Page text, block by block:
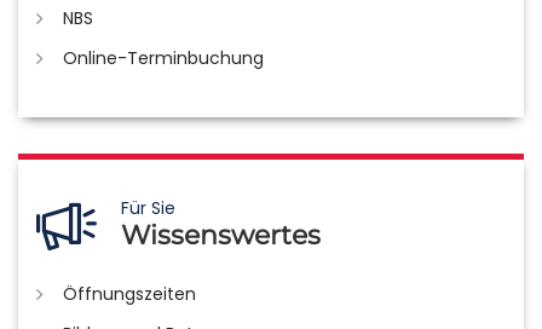
NBS
Online-Terminbuchung
Für Sie
Wissenswertes
Öffnungszeiten